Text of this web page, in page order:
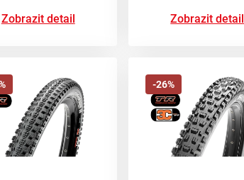
Zobrazit detail Zobrazit detail
-26%